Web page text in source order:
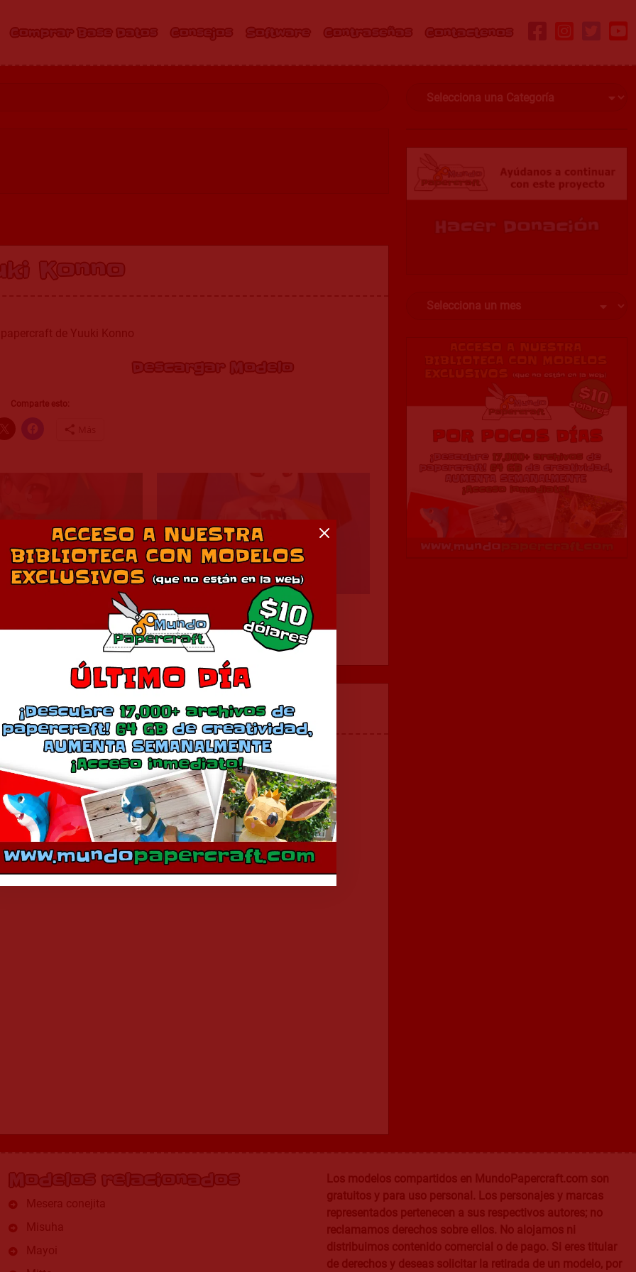
Comprar Base Datos Consejos Software Contraseñas Contactenos
Konno
de Yuuki Konno
Descargar Modelo
Comparte esto:
En «Anime»
Mayoi
octubre 2, 2010
En «Anime»
Modelos relacionados
Mesera conejita
Misuha
Mayoi
Los modelos compartidos en MundoPapercraft.com son
gratuitos y para uso personal. Los personajes y marcas
representados pertenecen a sus respectivos autores; no
reclamamos derechos sobre ellos. No alojamos ni
distribuimos contenido comercial o de pago. Si eres titular
de derechos y deseas solicitar la retirada de un modelo, por